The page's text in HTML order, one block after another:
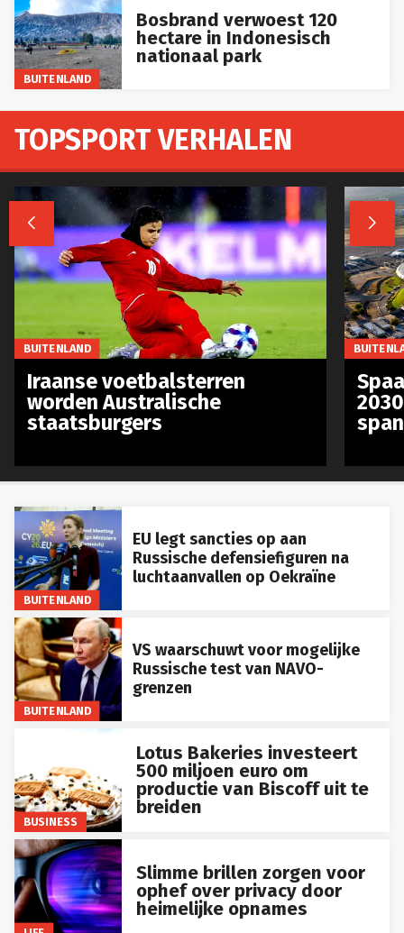
BUITENLAND
Bosbrand verwoest 120
hectare in Indonesisch
nationaal park
BUITENLAND
EU legt sancties op aan
Russische defensiefiguren na
luchtaanvallen op Oekraïne
BUITENLAND
VS waarschuwt voor mogelijke
Russische test van NAVO-
grenzen
BUSINESS
Lotus Bakeries investeert
500 miljoen euro om
productie van Biscoff uit te
breiden
LIFE
Slimme brillen zorgen voor
ophef over privacy door
heimelijke opnames
TOPSPORT VERHALEN
 
BUITENLAND
Iraanse voetbalsterren
worden Australische
staatsburgers